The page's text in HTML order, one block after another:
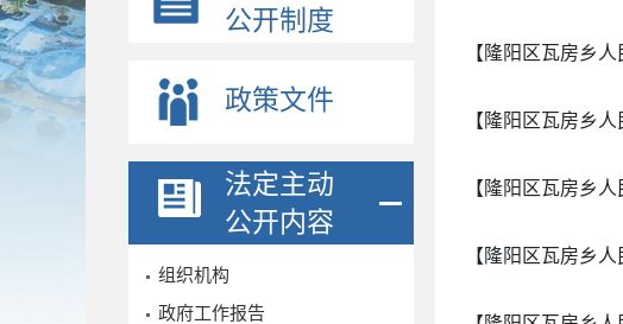
公开制度
政策文件
法定主动
公开内容
组织机构
政府工作报告
【隆阳区瓦房乡人
【隆阳区瓦房乡人
【隆阳区瓦房乡人
【隆阳区瓦房乡人